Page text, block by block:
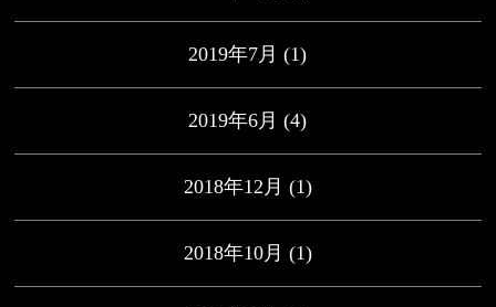
2019年7月 (1)
2019年6月 (4)
2018年12月 (1)
2018年10月 (1)